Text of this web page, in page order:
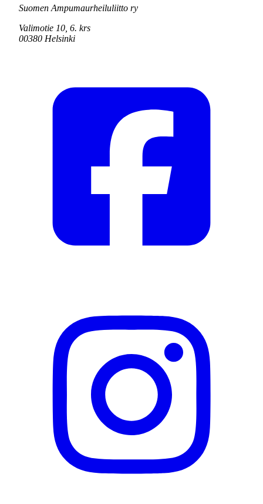
Suomen Ampumaurheiluliitto ry
Valimotie 10, 6. krs
00380 Helsinki